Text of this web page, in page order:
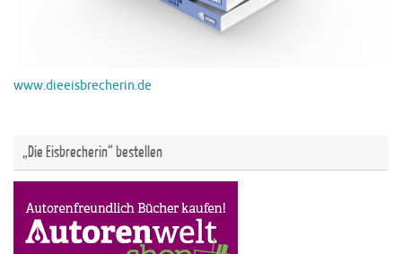
www.dieeisbrecherin.de
„Die Eisbrecherin“ bestellen